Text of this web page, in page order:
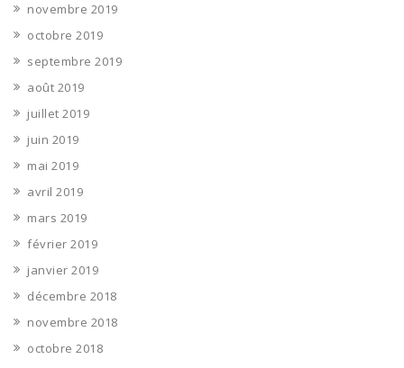
novembre 2019
octobre 2019
septembre 2019
août 2019
juillet 2019
juin 2019
mai 2019
avril 2019
mars 2019
février 2019
janvier 2019
décembre 2018
novembre 2018
octobre 2018